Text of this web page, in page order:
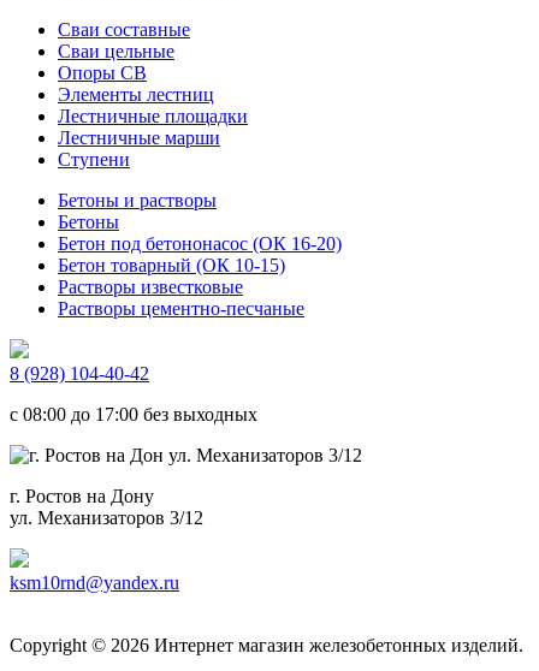
Сваи составные
Сваи цельные
Опоры СВ
Элементы лестниц
Лестничные площадки
Лестничные марши
Ступени
Бетоны и растворы
Бетоны
Бетон под бетононасос (ОК 16-20)
Бетон товарный (ОК 10-15)
Растворы известковые
Растворы цементно-песчаные
8 (928) 104-40-42
c 08:00 до 17:00 без выходных
г. Ростов на Дону
ул. Механизаторов 3/12
ksm10rnd@yandex.ru
Copyright © 2026 Интернет магазин железобетонных изделий.